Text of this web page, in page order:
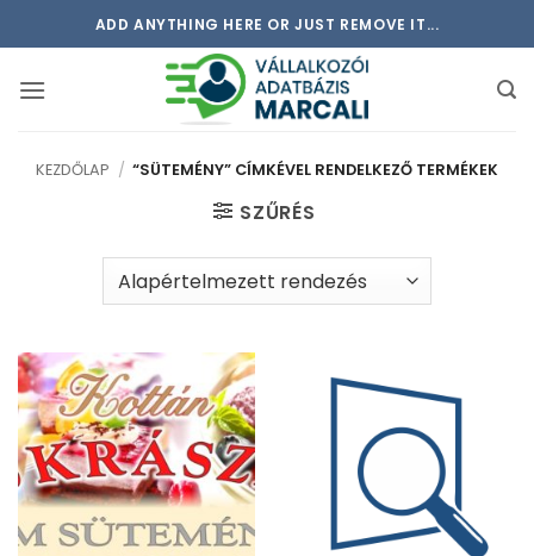
to
ADD ANYTHING HERE OR JUST REMOVE IT...
KEZDŐLAP / “SÜTEMÉNY” CÍMKÉVEL RENDELKEZŐ TERMÉKEK
SZŰRÉS